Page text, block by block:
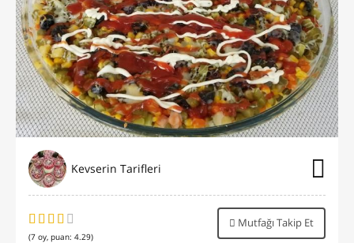
Kevserin Tarifleri
(7 oy, puan: 4.29)
Mutfağı Takip Et